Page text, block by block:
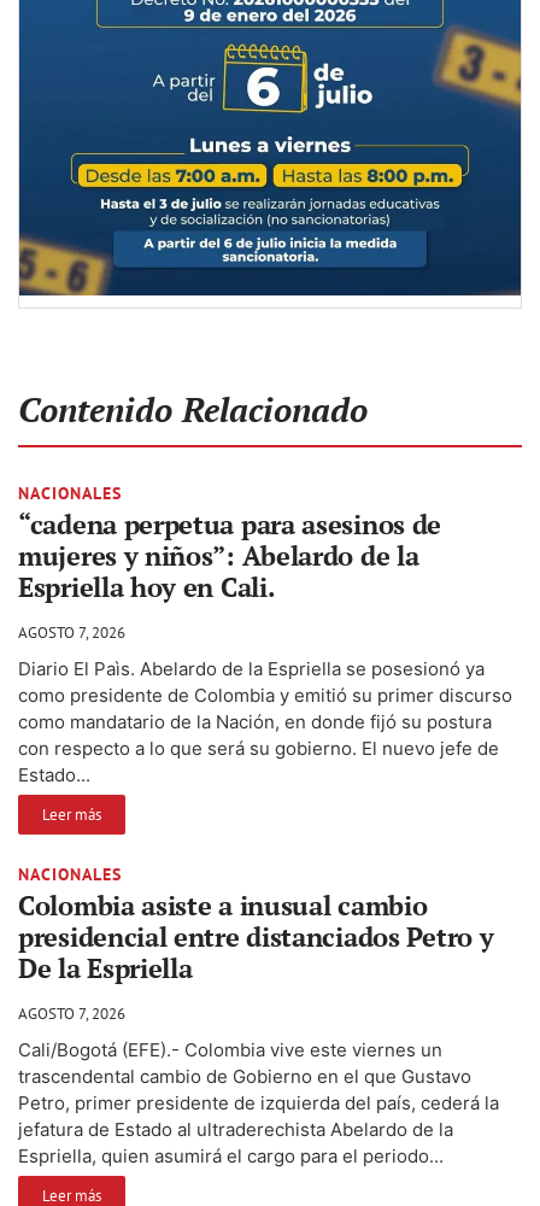
Contenido Relacionado
NACIONALES
“cadena perpetua para asesinos de
mujeres y niños”: Abelardo de la
Espriella hoy en Cali.
AGOSTO 7, 2026
Diario El Paìs. Abelardo de la Espriella se posesionó ya
como presidente de Colombia y emitió su primer discurso
como mandatario de la Nación, en donde fijó su postura
con respecto a lo que será su gobierno. El nuevo jefe de
Estado...
Leer más
NACIONALES
Colombia asiste a inusual cambio
presidencial entre distanciados Petro y
De la Espriella
AGOSTO 7, 2026
Cali/Bogotá (EFE).- Colombia vive este viernes un
trascendental cambio de Gobierno en el que Gustavo
Petro, primer presidente de izquierda del país, cederá la
jefatura de Estado al ultraderechista Abelardo de la
Espriella, quien asumirá el cargo para el periodo...
Leer más